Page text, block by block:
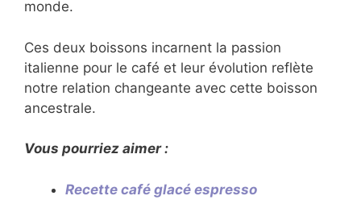
monde.
Ces deux boissons incarnent la passion
italienne pour le café et leur évolution reflète
notre relation changeante avec cette boisson
ancestrale.
Vous pourriez aimer :
Recette café glacé espresso